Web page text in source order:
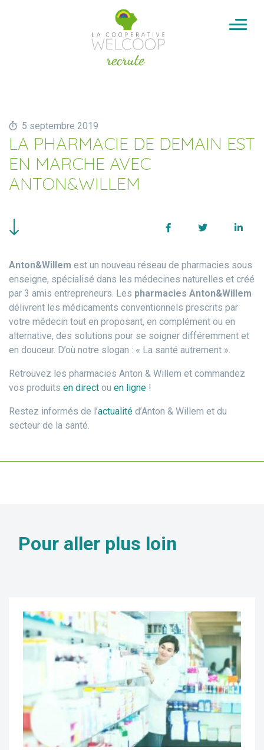
5 septembre 2019
LA PHARMACIE DE DEMAIN EST
EN MARCHE AVEC
ANTON&WILLEM
FacebookTwitter
Anton&Willem est un nouveau réseau de pharmacies sous
enseigne, spécialisé dans les médecines naturelles et créé
par 3 amis entrepreneurs. Les pharmacies Anton&Willem
délivrent les médicaments conventionnels prescrits par
votre médecin tout en proposant, en complément ou en
alternative, des solutions pour se soigner différemment et
en douceur. D’où notre slogan : « La santé autrement ».
Retrouvez les pharmacies Anton & Willem et commandez
vos produits en direct ou en ligne !
Restez informés de l’actualité d’Anton & Willem et du
secteur de la santé.
Pour aller plus loin